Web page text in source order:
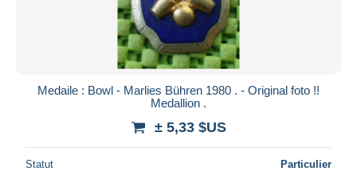
Medaile : Bowl - Marlies Bühren 1980 . - Original foto !!
Medallion .
± 5,33 $US
Statut Particulier